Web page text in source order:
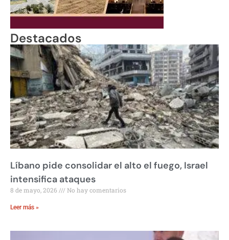
Destacados
Líbano pide consolidar el alto el fuego, Israel
intensifica ataques
8 de mayo, 2026 No hay comentarios
Leer más »